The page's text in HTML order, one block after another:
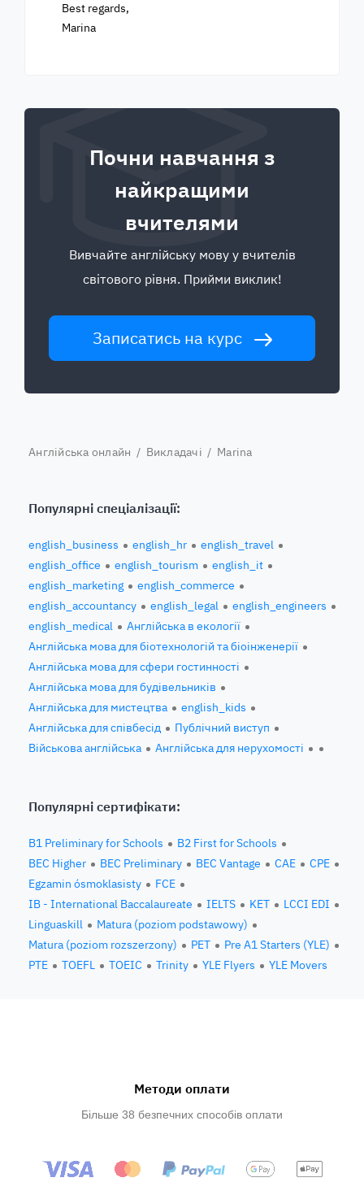
Best regards,
Marina
Почни навчання з
найкращими
вчителями
Вивчайте англійську мову у вчителів
світового рівня. Прийми виклик!
Записатись на курс
Англійська онлайн / Викладачі / Marina
Популярні спеціалізації:
english_business english_hr
english_travel
english_office
english_tourism
english_it
english_marketing
english_commerce
english_accountancy
english_legal
english_engineers
english_medical
Англійська в екології
Англійська мова для біотехнологій та біоінженерії
Англійська мова для сфери гостинності
Англійська мова для будівельників
Англійська для мистецтва
english_kids
Англійська для співбесід
Публічний виступ
Військова англійська
Англійська для нерухомості
Популярні сертифікати:
B1 Preliminary for Schools
B2 First for Schools
BEC Higher
BEC Preliminary BEC Vantage CAE
CPE
Egzamin ósmoklasisty
FCE
IB - International Baccalaureate
IELTS KET
LCCI EDI
Linguaskill
Matura (poziom podstawowy)
Matura (poziom rozszerzony)
PET
Pre A1 Starters (YLE)
PTE
TOEFL TOEIC Trinity YLE Flyers YLE Movers
Методи оплати
Більше 38 безпечних способів оплати